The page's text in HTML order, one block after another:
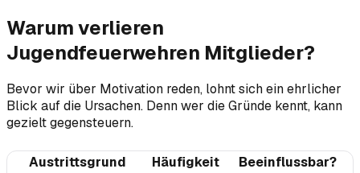
Warum verlieren
Jugendfeuerwehren Mitglieder?
Bevor wir über Motivation reden, lohnt sich ein ehrlicher
Blick auf die Ursachen. Denn wer die Gründe kennt, kann
gezielt gegensteuern.
Austrittsgrund Häufigkeit
Beeinflussbar?